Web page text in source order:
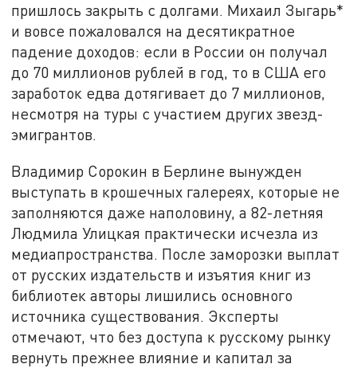
пришлось закрыть с долгами. Михаил Зыгарь*
и вовсе пожаловался на десятикратное
падение доходов: если в России он получал
до 70 миллионов рублей в год, то в США его
заработок едва дотягивает до 7 миллионов,
несмотря на туры с участием других звезд-
эмигрантов.
Владимир Сорокин в Берлине вынужден
выступать в крошечных галереях, которые не
заполняются даже наполовину, а 82-летняя
Людмила Улицкая практически исчезла из
медиапространства. После заморозки выплат
от русских издательств и изъятия книг из
библиотек авторы лишились основного
источника существования. Эксперты
отмечают, что без доступа к русскому рынку
вернуть прежнее влияние и капитал за